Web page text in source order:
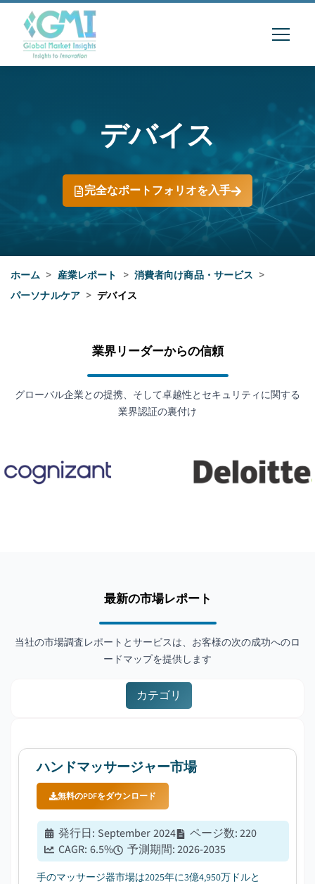
デバイス
完全なポートフォリオを入手
ホーム > 産業レポート > 消費者向け商品・サービス >
パーソナルケア > デバイス
業界リーダーからの信頼
グローバル企業との提携、そして卓越性とセキュリティに関する
業界認証の裏付け
最新の市場レポート
当社の市場調査レポートとサービスは、お客様の次の成功へのロ
ードマップを提供します
カテゴリ
ハンドマッサージャー市場
無料のPDFをダウンロード
発行日: September 2024 ページ数:220
CAGR: 6.5% 予測期間:2026-2035
手のマッサージ器市場は2025年に3億4,950万ドルと